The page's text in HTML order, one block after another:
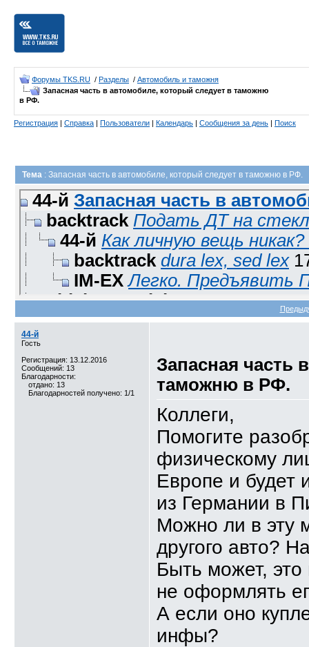
Форумы TKS.RU / Разделы / Автомобиль и таможня
Запасная часть в автомобиле, который следует в таможню
в РФ.
Регистрация | Справка | Пользователи | Календарь | Сообщения за день | Поиск
Тема : Запасная часть в автомобиле, который следует в таможню в РФ.
44-й Запасная часть в
backtrack Подать ДТ на
44-й Как личную вещь
backtrack dura lex, sed lex
IM-EX Легко. Предъявить
ThickAsABrick Стекло как
44-й Сердечно благодарю,
44-й
Гость
Регистрация: 13.12.2016
Сообщений: 13
Благодарности:
отдано: 13
Благодарностей получено: 1/1
Запасная часть
таможню в РФ.
Коллеги,
Помогите
физическому
Европе и будет
из Германии в
Можно ли в эту
другого авто?
Быть может,
не оформлять
А если оно
инфы?